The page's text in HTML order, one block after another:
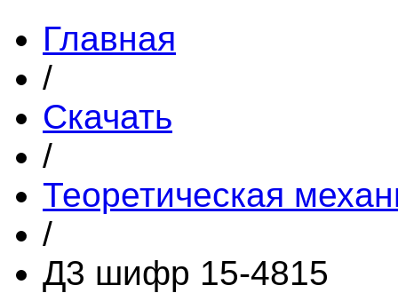
Главная
/
Скачать
/
Теоретическая
/
Д3 шифр 15-4815